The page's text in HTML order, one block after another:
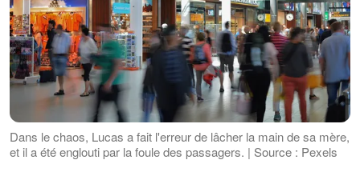
Dans le chaos, Lucas a fait l'erreur de lâcher la main de sa mère,
et il a été englouti par la foule des passagers. | Source : Pexels